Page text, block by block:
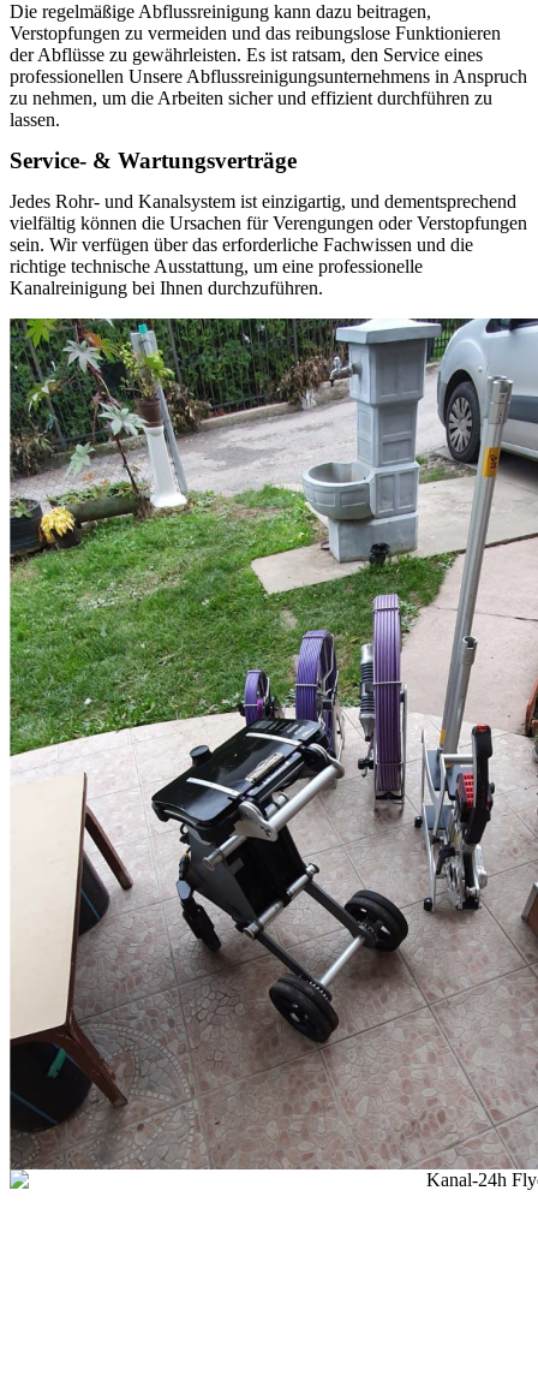
Die regelmäßige Abflussreinigung kann dazu beitragen,
Verstopfungen zu vermeiden und das reibungslose Funktionieren
der Abflüsse zu gewährleisten. Es ist ratsam, den Service eines
professionellen Unsere Abflussreinigungsunternehmens in Anspruch
zu nehmen, um die Arbeiten sicher und effizient durchführen zu
lassen.
Service- & Wartungsverträge
Jedes Rohr- und Kanalsystem ist einzigartig, und dementsprechend
vielfältig können die Ursachen für Verengungen oder Verstopfungen
sein. Wir verfügen über das erforderliche Fachwissen und die
richtige technische Ausstattung, um eine professionelle
Kanalreinigung bei Ihnen durchzuführen.